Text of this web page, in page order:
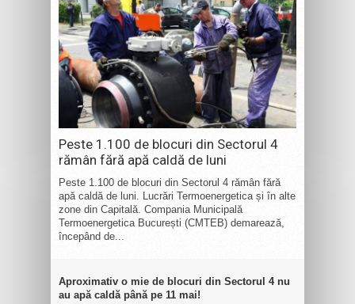
Peste 1.100 de blocuri din Sectorul 4
rămân fără apă caldă de luni
Peste 1.100 de blocuri din Sectorul 4 rămân fără
apă caldă de luni. Lucrări Termoenergetica și în alte
zone din Capitală. Compania Municipală
Termoenergetica București (CMTEB) demarează,
începând de...
Aproximativ o mie de blocuri din Sectorul 4 nu
au apă caldă până pe 11 mai!